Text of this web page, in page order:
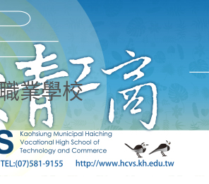
業學校